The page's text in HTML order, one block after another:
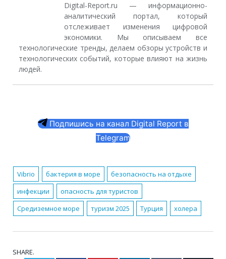
Digital-Report.ru — информационно-
аналитический портал, который
отслеживает изменения цифровой
экономики. Мы описываем все
технологические тренды, делаем обзоры устройств и
технологических событий, которые влияют на жизнь
людей.
Подпишись на канал Digital Report в
Telegram
Vibrio бактерия в море
безопасность на отдыхе
инфекции
опасность для туристов
Средиземное море
туризм 2025 Турция холера
SHARE.